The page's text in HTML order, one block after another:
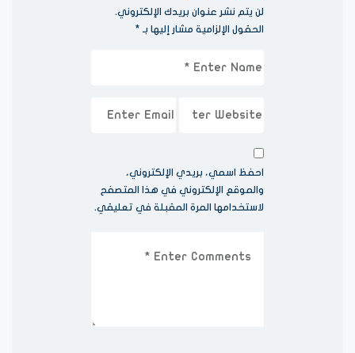
لن يتم نشر عنوان بريدك الإلكتروني.
الحقول الإلزامية مشار إليها بـ *
احفظ اسمي، بريدي الإلكتروني،
والموقع الإلكتروني في هذا المتصفح
لاستخدامها المرة المقبلة في تعليقي.